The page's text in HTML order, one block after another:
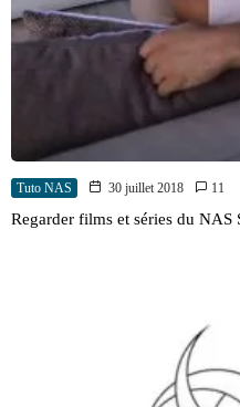
Tuto NAS 30 juillet 2018 11
Regarder films et séries du